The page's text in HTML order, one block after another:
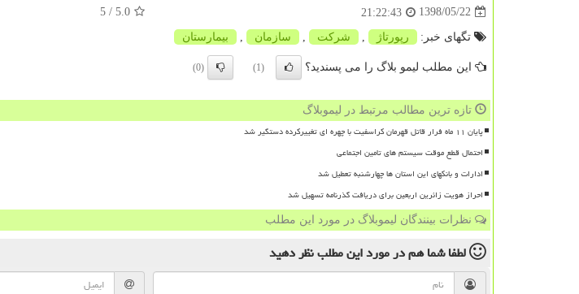
1398/05/22
21:22:43
5.0
/ 5
تگهای خبر: رپورتاژ شركت سازمان بیمارستان
این مطلب لیمو بلاگ را می پسندید؟ (1)
(0)
تازه ترین مطالب مرتبط در لیموبلاگ
پایان ۱۱ ماه فرار قاتل قهرمان کراسفیت با چهره ای تغییرکرده دستگیر شد
احتمال قطع موقت سیستم های تامین اجتماعی
ادارات و بانکهای این استان ها چهارشنبه تعطیل شد
احراز هویت زائرین اربعین برای دریافت گذرنامه تسهیل شد
نظرات بینندگان لیموبلاگ در مورد این مطلب
لطفا شما همدر مورد این مطلبنظر دهید